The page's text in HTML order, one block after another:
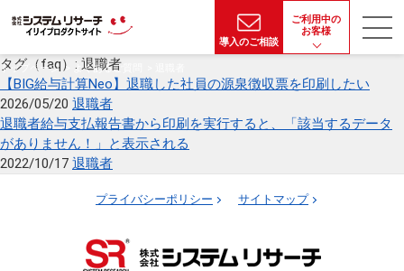
導入のご相談
ご利用中の
お客様
トップページ よくあるご質問
タグ（faq）: 退職者
【BIG給与計算Neo】退職した社員の源泉徴収票を印刷したい
2026/05/20 退職者
退職者給与支払報告書から印刷を実行すると、「該当するデータ
がありません！」と表示される
2022/10/17 退職者
プライバシーポリシー サイトマップ